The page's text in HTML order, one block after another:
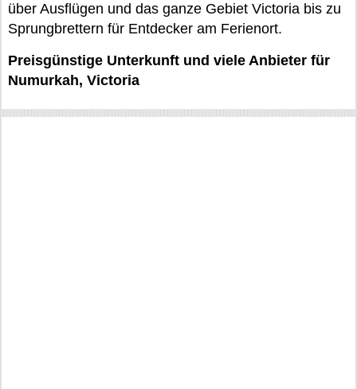
über Ausflügen und das ganze Gebiet Victoria bis zu
Sprungbrettern für Entdecker am Ferienort.
Preisgünstige Unterkunft und viele Anbieter für
Numurkah, Victoria